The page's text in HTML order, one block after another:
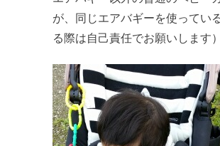
が、同じエアバギーを使ってい
る際は自己責任でお願いします）